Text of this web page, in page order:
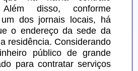
Além disso, conforme
dos jornais locais, há
o endereço da sede da
residência. Considerando
público de grande
para contratar serviços